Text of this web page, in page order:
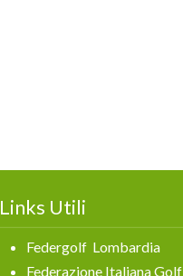
Links Utili
Federgolf Lombardia
Federazione Italiana Golf